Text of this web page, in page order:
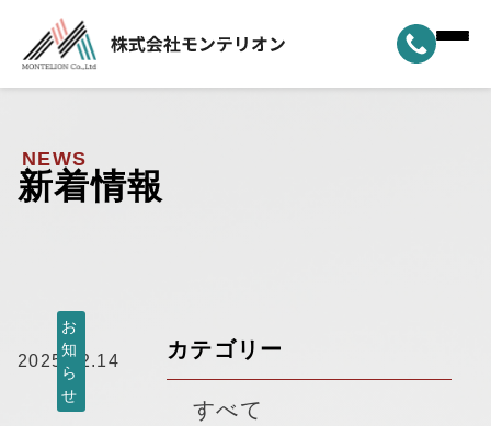
ホーム
選ばれる理由
納車実績
モンテリオンについて ▼
NEWS
新着情報
2025.02.14
お
知
ら
せ
カテゴリー
すべて